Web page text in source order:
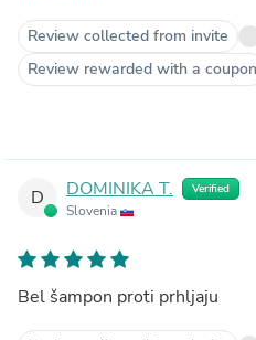
vseeno, ker niso več čisti kot
predvsem zato, ker res izgine
razkuštram lase, da vidim ali
lasje ne izpadajo.
stvari, pač pa kar
skoraj vsi izpadli!! Poskusite
Review collected from invite
Review rewarded with a coupon
D DOMINIKA T. Verified
Slovenia
Bel šampon proti prhljaju